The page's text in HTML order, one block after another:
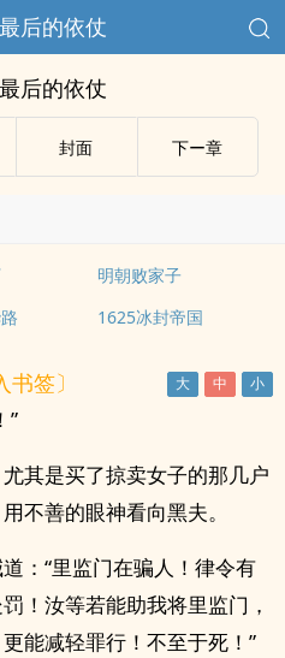
后的依仗
后的依仗
封面 下ー章
明朝败家子
1625冰封帝国
书签〕
”
其是买了掠卖女子的那几户
不善的眼神看向黑夫。
：“里监门在骗人！律令有
！汝等若能助我将里监门，
能减轻罪行！不至于死！”